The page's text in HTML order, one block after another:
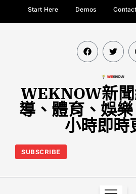
Start Here Demos Contact
WEKNOW新
導、體育、娛
小時即時
SUBSCRIBE